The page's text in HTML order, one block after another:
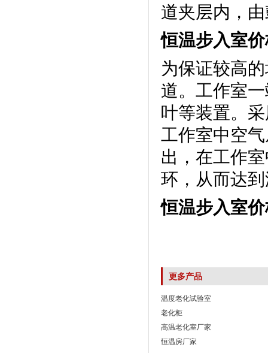
道夹层内
恒温步入室
为保证较高的
道。工作
叶等装置。
工作室中空气
出，在
环，从而达
恒温步入室
更多产品
温度老化试验室
老化柜
高温老化室厂家
恒温房厂家